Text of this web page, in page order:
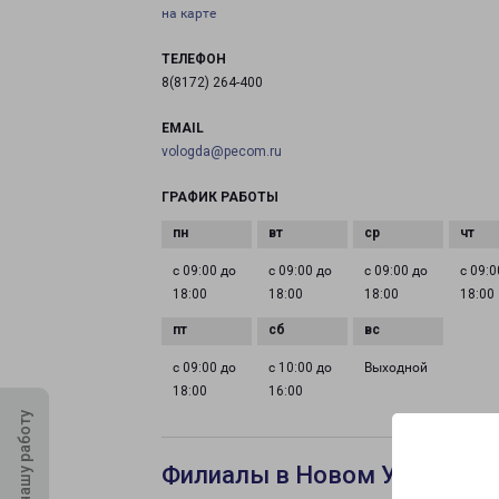
на карте
ТЕЛЕФОН
8(8172) 264-400
EMAIL
vologda@pecom.ru
ГРАФИК РАБОТЫ
с 09:00 до
18:00
с 09:00 до
18:00
с 09:00 до
18:00
с
18:00
с 09:00 до
18:00
с 10:00 до
16:00
Выходной
Филиалы в Новом Уренгое